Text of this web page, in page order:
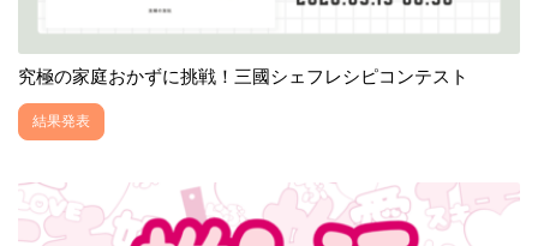
究極の家庭おかずに挑戦！三國シェフレシピコンテスト
結果発表